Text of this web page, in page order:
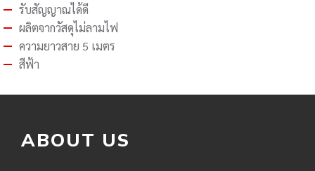
รับสัญญาณได้ดี
ผลิตจากวัสดุไม่ลามไฟ
ความยาวสาย 5 เมตร
สีฟ้า
ABOUT US